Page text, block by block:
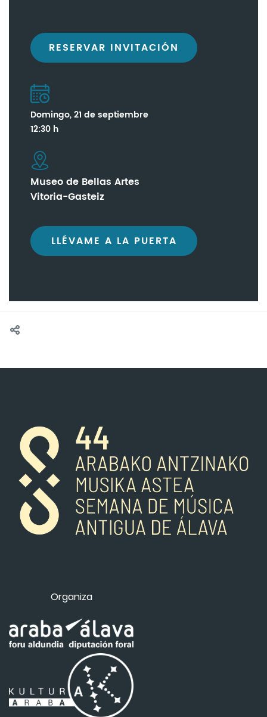
RESERVAR INVITACIÓN
Domingo, 21 de septiembre
12:30 h
Museo de Bellas Artes
Vitoria-Gasteiz
LLÉVAME A LA PUERTA
Organiza